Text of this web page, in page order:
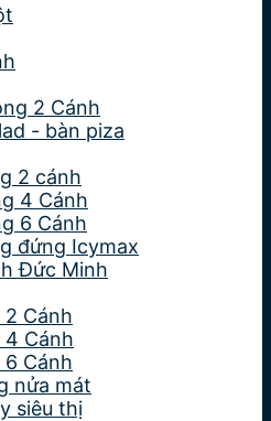
2 Cánh
- bàn piza
2 cánh
4 Cánh
6 Cánh
đứng Icymax
Đức Minh
Cánh
4 Cánh
Cánh
nửa mát
siêu thị